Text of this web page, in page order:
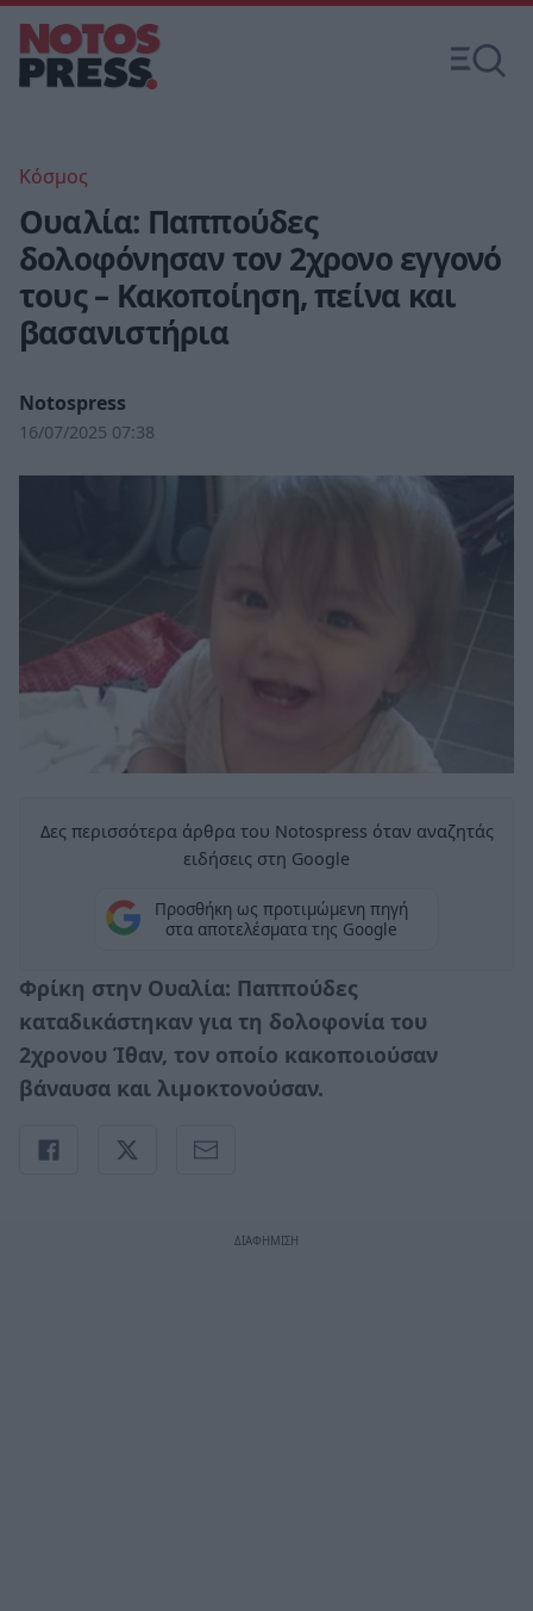
Κόσμος
Ουαλία: Παππούδες
δολοφόνησαν τον 2χρονο εγγονό
τους – Κακοποίηση, πείνα και
βασανιστήρια
Notospress
16/07/2025 07:38
Δες περισσότερα άρθρα του Notospress όταν αναζητάς
ειδήσεις στη Google
Προσθήκη ως προτιμώμενη πηγή
στα αποτελέσματα της Google
Φρίκη στην Ουαλία: Παππούδες
καταδικάστηκαν για τη δολοφονία του
2χρονου Ίθαν, τον οποίο κακοποιούσαν
βάναυσα και λιμοκτονούσαν.